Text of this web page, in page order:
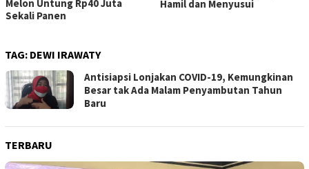
Melon Untung Rp40 Juta
Sekali Panen
Hamil dan Menyusui
TAG: DEWI IRAWATY
Antisiapsi Lonjakan COVID-19, Kemungkinan
Besar tak Ada Malam Penyambutan Tahun
Baru
TERBARU